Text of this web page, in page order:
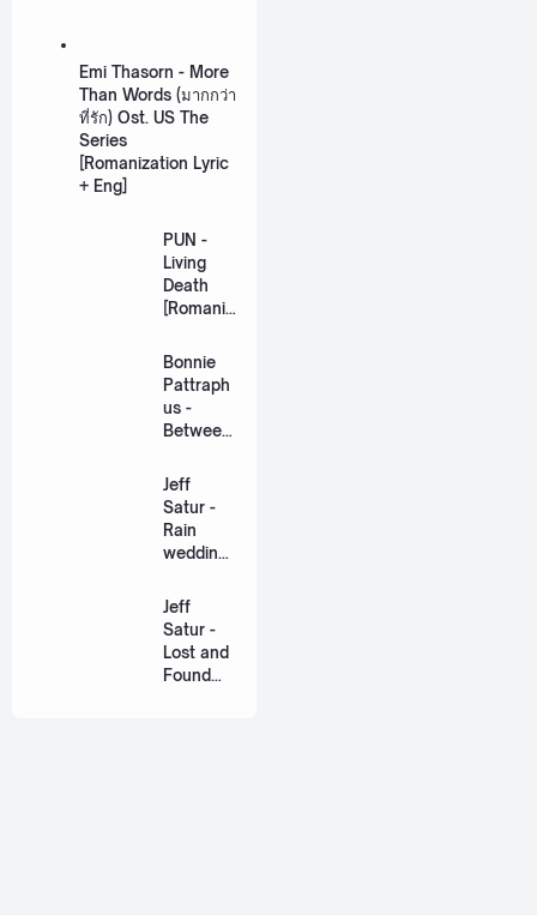
Emi Thasorn - More
Than Words (มากกว่า
ที่รัก) Ost. US The
Series
[Romanization Lyric
+ Eng]
PUN -
Living
Death
[Romaniz
Lyric +
Eng]
Bonnie
Pattraph
us -
Between
US The
Series
[Romaniz
ation
Jeff
Satur -
Rain
wedding
วิวาห์)
Ost. The
Paradise
of Thorns
Jeff
Satur -
Lost and
Found